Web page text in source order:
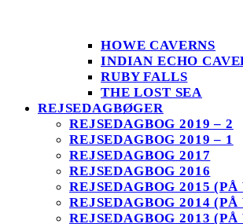
HOWE CAVERNS
INDIAN ECHO
RUBY FALLS
THE LOST SEA
REJSEDAGBØGER
REJSEDAGBOG 2019 – 2
REJSEDAGBOG 2019 – 1
REJSEDAGBOG 2017
REJSEDAGBOG 2016
REJSEDAGBOG 2015 (PÅ
REJSEDAGBOG 2014 (PÅ
REJSEDAGBOG 2013 (PÅ